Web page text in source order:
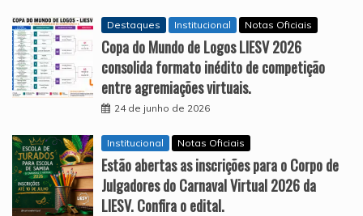
Destaques Institucional Notas Oficiais
Copa do Mundo de Logos LIESV 2026
consolida formato inédito de competição
entre agremiações virtuais.
24 de junho de 2026
Institucional Notas Oficiais
Estão abertas as inscrições para o Corpo de
Julgadores do Carnaval Virtual 2026 da
LIESV. Confira o edital.